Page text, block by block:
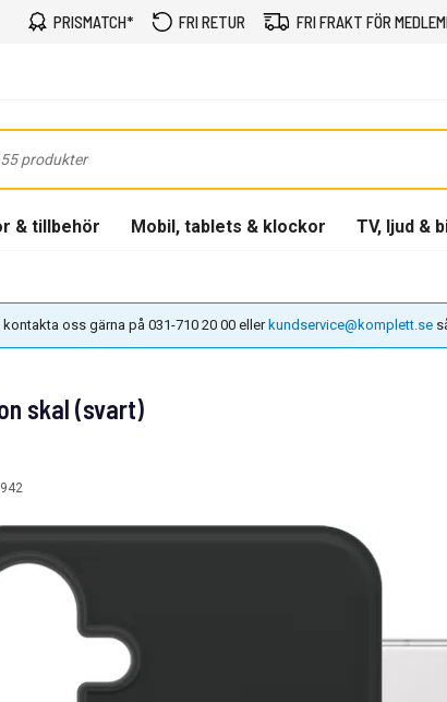
PRISMATCH* FRI RETUR FRI FRAKT FÖR
& tillbehör Mobil, tablets & klockor TV, ljud &
oss gärna på 031-710 20 00 eller kundservice@komplett.se
skal (svart)